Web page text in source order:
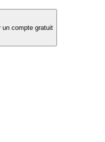
un compte gratuit